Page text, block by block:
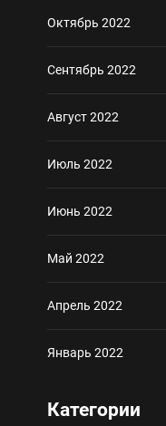
Октябрь 2022
Сентябрь 2022
Август 2022
Июль 2022
Июнь 2022
Май 2022
Апрель 2022
Январь 2022
Категории